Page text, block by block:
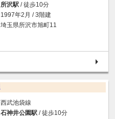
所沢駅 / 徒歩10分
1997年2月 / 3階建
埼玉県所沢市旭町11
西武池袋線
石神井公園駅 / 徒歩10分